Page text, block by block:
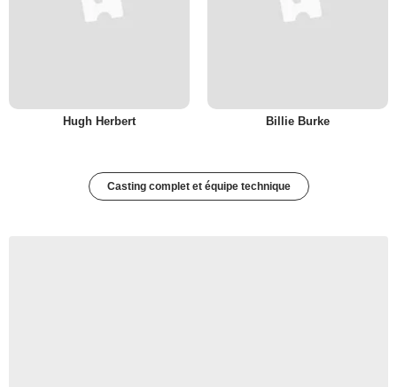
Hugh Herbert Billie Burke
Casting complet et équipe technique